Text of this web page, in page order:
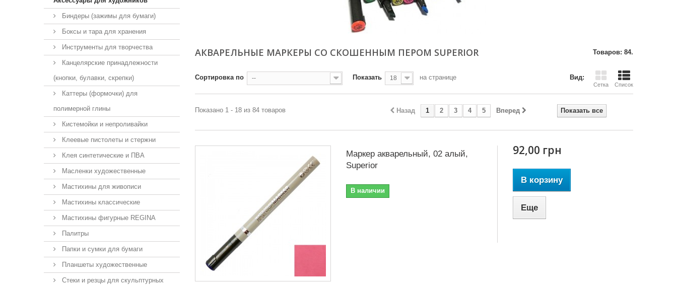
Биндеры (зажимы для бумаги)
Боксы и тара для хранения
Инструменты для творчества
Канцелярские принадлежности
(кнопки, булавки, скрепки)
Каттеры (формочки) для
полимерной глины
Кистемойки и непроливайки
Клеевые пистолеты и стержни
Клея синтетические и ПВА
Масленки художественные
Мастихины для живописи
Мастихины классические
Мастихины фигурные REGINA
Палитры
Папки и сумки для бумаги
Планшеты художественные
Стеки и резцы для скульптурных
АКВАРЕЛЬНЫЕ МАРКЕРЫ СО СКОШЕННЫМ ПЕРОМ SUPERIOR Товаров: 84.
Вид:
Сетка Список
Сортировка по -- Показать 18 на странице
Показать все
Назад 1 2 3 4 5 Вперед
Показано 1 - 18 из 84 товаров
Маркер акварельный, 02 алый,
Superior
В наличии
92,00 грн
В корзину
Еще